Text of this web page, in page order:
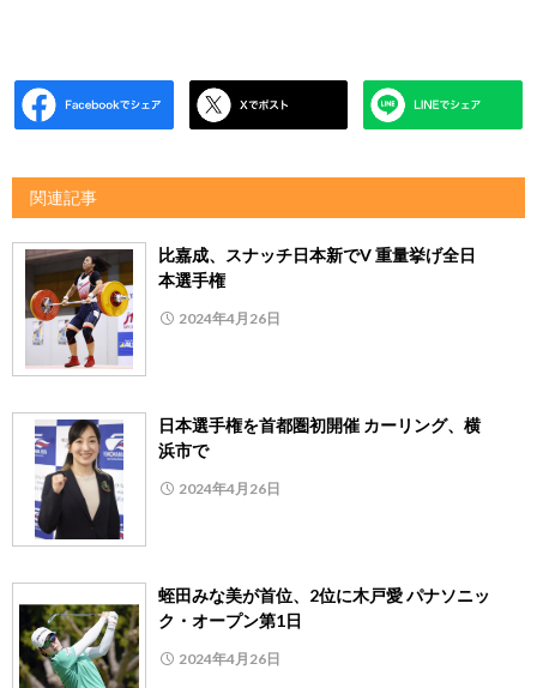
関連記事
比嘉成、スナッチ日本新でV 重量挙げ全日
本選手権
2024年4月26日
日本選手権を首都圏初開催 カーリング、横
浜市で
2024年4月26日
蛭田みな美が首位、2位に木戸愛 パナソニッ
ク・オープン第1日
2024年4月26日